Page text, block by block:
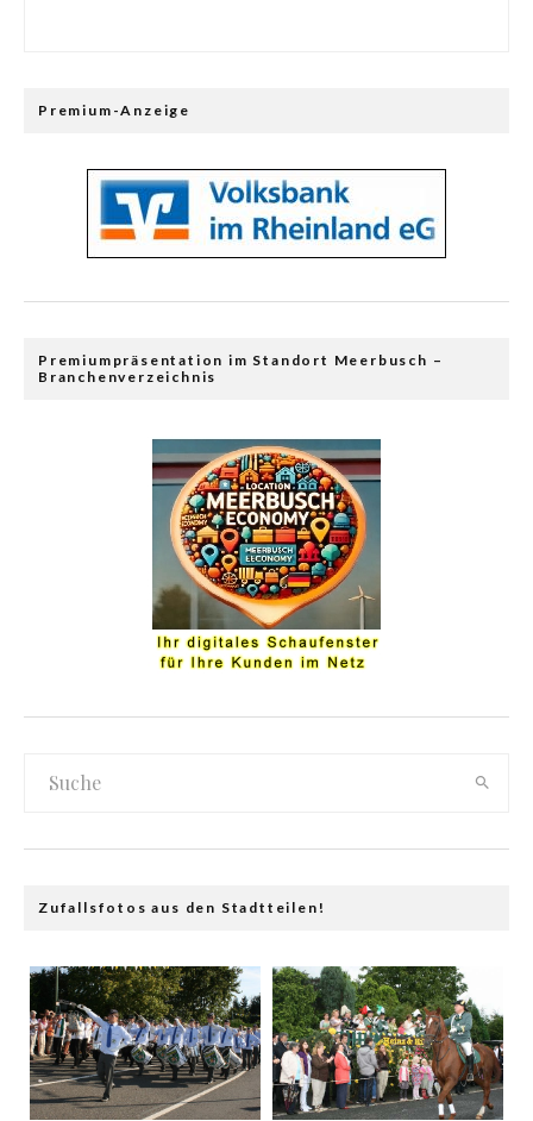
Premium-Anzeige
Premiumpräsentation im Standort Meerbusch –
Branchenverzeichnis
Zufallsfotos aus den Stadtteilen!